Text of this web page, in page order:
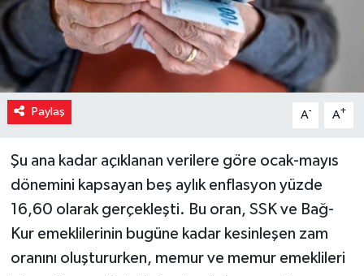
Paylaş A- A+
Şu ana kadar açıklanan verilere göre ocak-mayıs
dönemini kapsayan beş aylık enflasyon yüzde
16,60 olarak gerçekleşti. Bu oran, SSK ve Bağ-
Kur emeklilerinin bugüne kadar kesinleşen zam
oranını oluştururken, memur ve memur emeklileri